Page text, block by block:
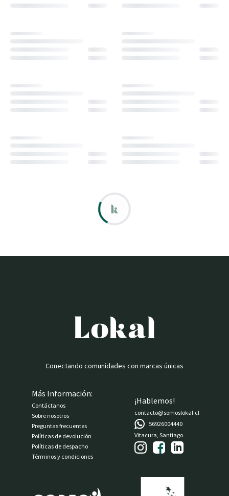
Más Información:
Contáctanos
Sobre nosotros
Preguntas frecuentes
Políticas de devolución
Políticas de despacho
Términos y condiciones
Conectando comunidades con marcas únicas
¡Hablemos!
contacto@somoslokal.cl
56926004440
Vitacura, Santiago